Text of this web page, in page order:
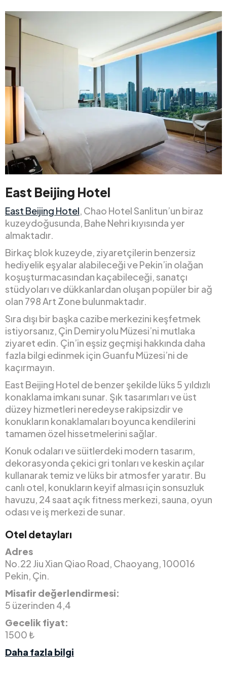
East Beijing Hotel
East Beijing Hotel, Chao Hotel Sanlitun’un biraz
kuzeydoğusunda, Bahe Nehri kıyısında yer
almaktadır.
Birkaç blok kuzeyde, ziyaretçilerin benzersiz
hediyelik eşyalar alabileceği ve Pekin’in olağan
koşuşturmacasından kaçabileceği, sanatçı
stüdyoları ve dükkanlardan oluşan popüler bir ağ
olan 798 Art Zone bulunmaktadır.
Sıra dışı bir başka cazibe merkezini keşfetmek
istiyorsanız, Çin Demiryolu Müzesi’ni mutlaka
ziyaret edin. Çin’in eşsiz geçmişi hakkında daha
fazla bilgi edinmek için Guanfu Müzesi’ni de
kaçırmayın.
East Beijing Hotel de benzer şekilde lüks 5 yıldızlı
konaklama imkanı sunar. Şık tasarımları ve üst
düzey hizmetleri neredeyse rakipsizdir ve
konukların konaklamaları boyunca kendilerini
tamamen özel hissetmelerini sağlar.
Konuk odaları ve süitlerdeki modern tasarım,
dekorasyonda çekici gri tonları ve keskin açılar
kullanarak temiz ve lüks bir atmosfer yaratır. Bu
canlı otel, konukların keyif alması için sonsuzluk
havuzu, 24 saat açık fitness merkezi, sauna, oyun
odası ve iş merkezi de sunar.
Otel detayları
Adres
No.22 Jiu Xian Qiao Road, Chaoyang, 100016
Pekin, Çin.
Misafir değerlendirmesi:
5 üzerinden 4,4
Gecelik fiyat:
1500 ₺
Daha fazla bilgi